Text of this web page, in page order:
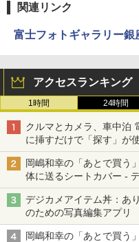
関連リンク
富士フォトギャラリー銀
アクセスランキング
1時間 24時間
クルマとカメラ、車中泊
に挿すだけで「探す」が
岡嶋和幸の「あとで買う
体に送るシートカバー -
デジカメアイテム丼：あ
のための写真編集アプリ
る「Filmator」
岡嶋和幸の「あとで買う